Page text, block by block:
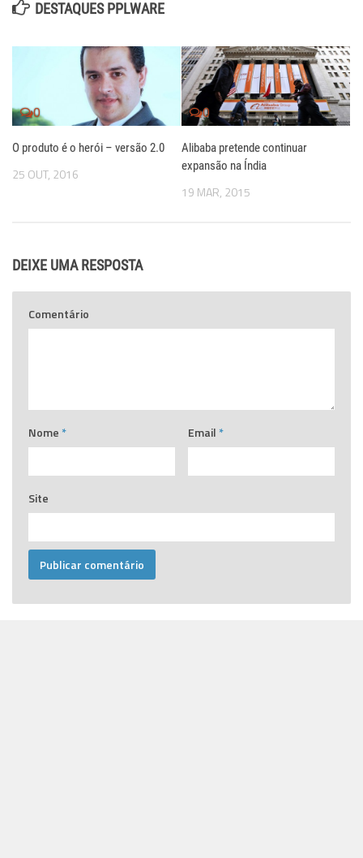
DESTAQUES PPLWARE
0
O produto é o herói – versão 2.0
25 OUT, 2016
0
Alibaba pretende continuar
expansão na Índia
19 MAR, 2015
DEIXE UMA RESPOSTA
Comentário
Nome * Email *
Site